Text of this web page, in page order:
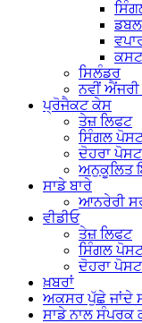
ਡਬਲ
ਸਿਲੰਡਰ
ਨਵੀਂ ਐਂਜਰੀ
ਪ੍ਰੋਜੈਕਟ ਕੇਸ
ਤੇਜ਼ ਲਿਫਟ
ਸਿੰਗਲ
ਦੋਹਰਾ
ਅਨੁਕੂਲਿਤ
ਸਾਡੇ ਬਾਰੇ
ਆਨਰੇਰੀ
ਵੀਡੀਓ
ਤੇਜ਼ ਲਿਫਟ
ਸਿੰਗਲ
ਦੋਹਰਾ
ਖ਼ਬਰਾਂ
ਅਕਸਰ ਪੁੱਛੇ ਜਾਂਦੇ
ਸਾਡੇ ਨਾਲ ਸੰਪਰਕ